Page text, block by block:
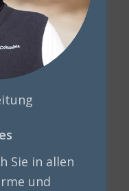
Sie in allen
und